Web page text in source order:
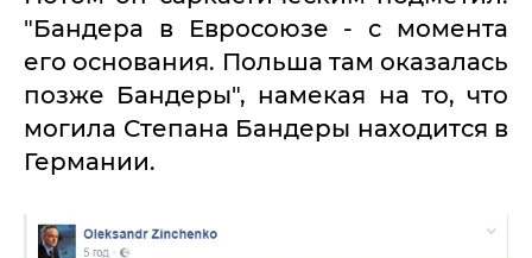
"Бандера в Евросоюзе - с момента
его основания. Польша там оказалась
позже Бандеры", намекая на то, что
могила Степана Бандеры находится в
Германии.